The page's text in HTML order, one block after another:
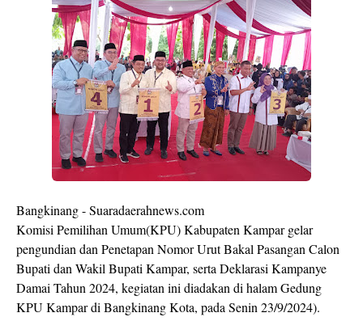
Bangkinang - Suaradaerahnews.com
Komisi Pemilihan Umum(KPU) Kabupaten Kampar gelar
pengundian dan Penetapan Nomor Urut Bakal Pasangan Calon
Bupati dan Wakil Bupati Kampar, serta Deklarasi Kampanye
Damai Tahun 2024, kegiatan ini diadakan di halam Gedung
KPU Kampar di Bangkinang Kota, pada Senin 23/9/2024).